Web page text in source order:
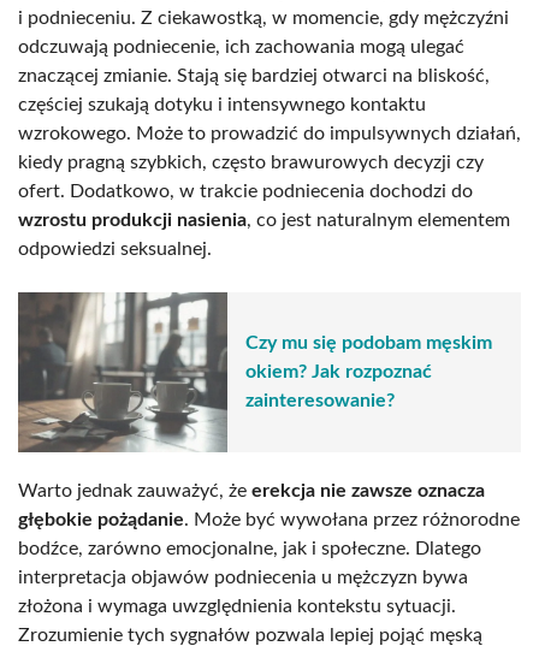
i podnieceniu. Z ciekawostką, w momencie, gdy mężczyźni
odczuwają podniecenie, ich zachowania mogą ulegać
znaczącej zmianie. Stają się bardziej otwarci na bliskość,
częściej szukają dotyku i intensywnego kontaktu
wzrokowego. Może to prowadzić do impulsywnych działań,
kiedy pragną szybkich, często brawurowych decyzji czy
ofert. Dodatkowo, w trakcie podniecenia dochodzi do
wzrostu produkcji nasienia, co jest naturalnym elementem
odpowiedzi seksualnej.
Czy mu się podobam męskim
okiem? Jak rozpoznać
zainteresowanie?
Warto jednak zauważyć, że erekcja nie zawsze oznacza
głębokie pożądanie. Może być wywołana przez różnorodne
bodźce, zarówno emocjonalne, jak i społeczne. Dlatego
interpretacja objawów podniecenia u mężczyzn bywa
złożona i wymaga uwzględnienia kontekstu sytuacji.
Zrozumienie tych sygnałów pozwala lepiej pojąć męską